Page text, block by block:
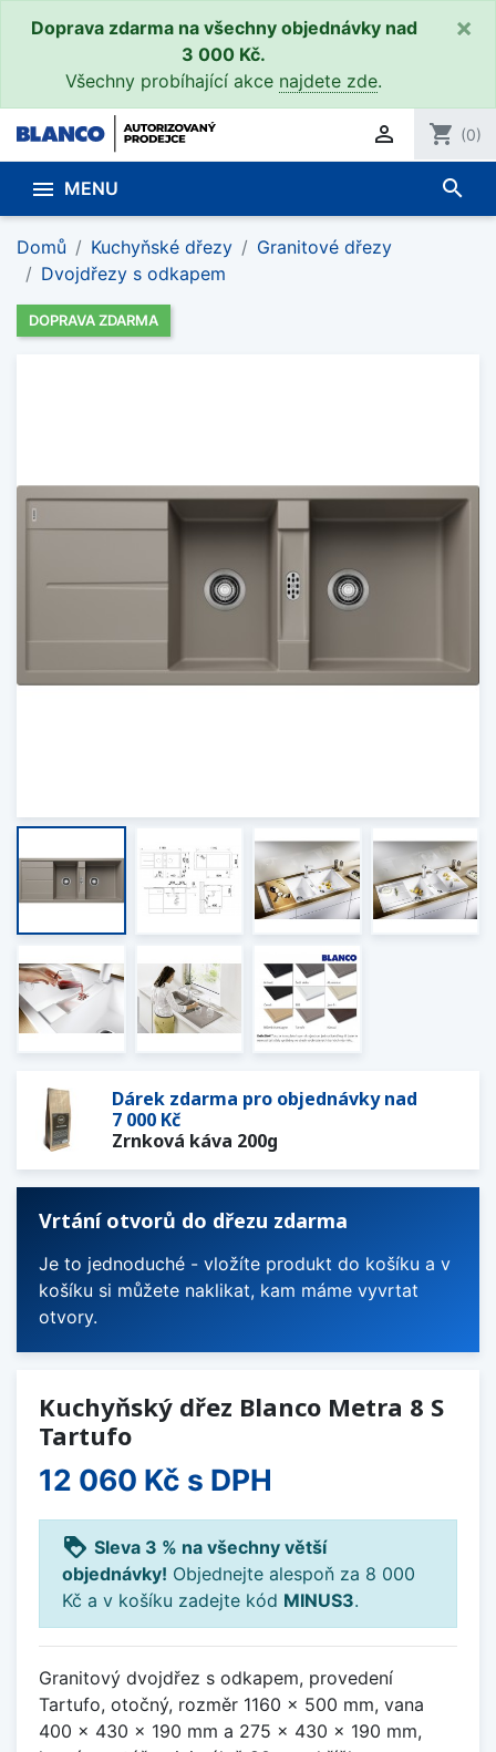
Doprava zdarma na všechny objednávky nad
3 000 Kč.
Všechny probíhající akce najdete zde.
×
 shopping_cart (0)
 MENU search
Domů Kuchyňské dřezy
Granitové dřezy
Dvojdřezy s odkapem
DOPRAVA ZDARMA
Dárek zdarma pro objednávky nad
7 000 Kč
Zrnková káva 200g
Vrtání otvorů do dřezu zdarma
Je to jednoduché - vložíte produkt do košíku a v
košíku si můžete naklikat, kam máme vyvrtat
otvory.
Kuchyňský dřez Blanco Metra 8 S
Tartufo
12 060 Kč s DPH
loyalty Sleva 3 % na všechny větší
objednávky! Objednejte alespoň za 8 000
Kč a v košíku zadejte kód MINUS3.
Granitový dvojdřez s odkapem, provedení
Tartufo, otočný, rozměr 1160 x 500 mm, vana
400 x 430 x 190 mm a 275 x 430 x 190 mm,